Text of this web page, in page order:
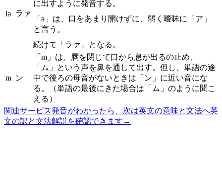
lə ラァ
に出すように発音する。
「ə」は、口をあまり開けずに、弱く曖昧に「ア」
と言う。
続けて「ラァ」となる。
m ン
「m」は、唇を閉じて口から息が出るの止め、
「ム」という声を鼻を通して出す。但し、単語の途
中で後ろの母音がないときは「ン」に近い音にな
る。（単語の最後にきた場合は「ム」のように聞こ
える）
関連サービス発音がわかったら、次は英文の意味と文法へ英
文の訳と文法解説を確認できます →